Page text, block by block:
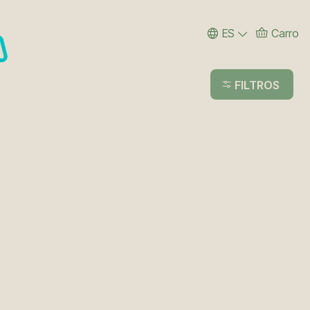
ES Carro
FILTROS